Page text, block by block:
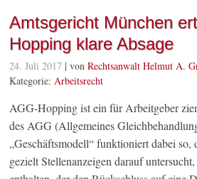
Amtsgericht München
Hopping klare Absage
24. Juli 2017 | vonRechtsanwalt Helmut A.
Kategorie:Arbeitsrecht
AGG-Hopping ist ein für Arbeitgeber
des AGG (Allgemeines
„Geschäftsmodell“ funktioniert dabei so,
gezielt Stellenanzeigen darauf